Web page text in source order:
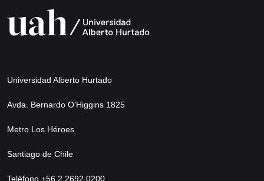
Universidad Alberto Hurtado
Avda. Bernardo O’Higgins 1825
Metro Los Héroes
Santiago de Chile
Teléfono +56 2 2692 0200